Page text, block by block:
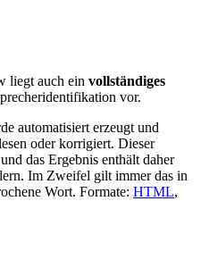
liegt auch ein vollständiges
vor.
automatisiert erzeugt und
oder korrigiert. Dieser
das Ergebnis enthält daher
Im Zweifel gilt immer das in
Wort. Formate: HTML,